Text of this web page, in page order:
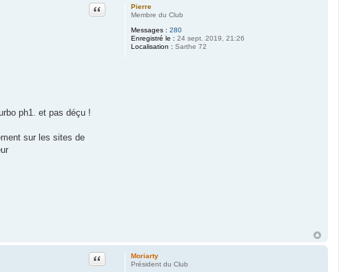
Pierre
Membre du Club
Messages : 280
Enregistré le : 24 sept. 2019, 21:26
Localisation : Sarthe 72
Citation
ph1. et pas déçu !
sur les sites de
Moriarty
Président du Club
Citation